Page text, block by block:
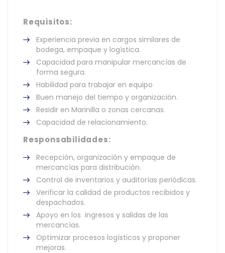
Requisitos:
Experiencia previa en cargos similares de
bodega, empaque y logística.
Capacidad para manipular mercancías de
forma segura.
Habilidad para trabajar en equipo
Buen manejo del tiempo y organización.
Residir en Marinilla o zonas cercanas.
Capacidad de relacionamiento.
Responsabilidades:
Recepción, organización y empaque de
mercancías para distribución.
Control de inventarios y auditorías periódicas.
Verificar la calidad de productos recibidos y
despachados.
Apoyo en los ingresos y salidas de las
mercancías.
Optimizar procesos logísticos y proponer
mejoras.